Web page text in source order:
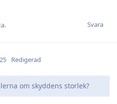
Svara
Redigerad
om skyddens storlek?